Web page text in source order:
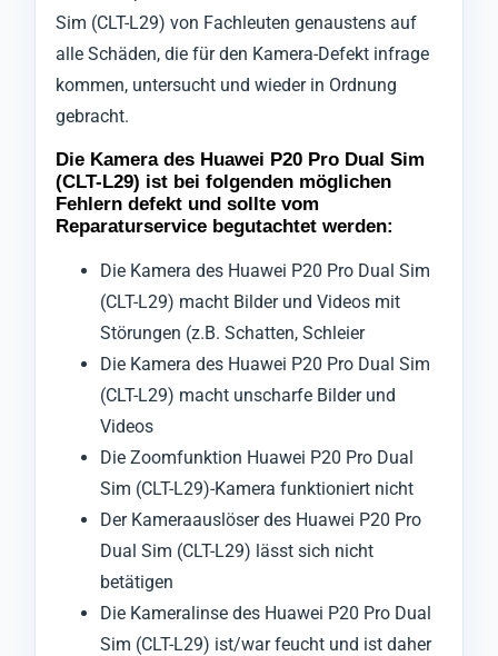
Sim (CLT-L29) von Fachleuten genaustens auf
alle Schäden, die für den Kamera-Defekt infrage
kommen, untersucht und wieder in Ordnung
gebracht.
Die Kamera des Huawei P20 Pro Dual Sim
(CLT-L29) ist bei folgenden möglichen
Fehlern defekt und sollte vom
Reparaturservice begutachtet werden:
Die Kamera des Huawei P20 Pro Dual Sim
(CLT-L29) macht Bilder und Videos mit
Störungen (z.B. Schatten, Schleier
Die Kamera des Huawei P20 Pro Dual Sim
(CLT-L29) macht unscharfe Bilder und
Videos
Die Zoomfunktion Huawei P20 Pro Dual
Sim (CLT-L29)-Kamera funktioniert nicht
Der Kameraauslöser des Huawei P20 Pro
Dual Sim (CLT-L29) lässt sich nicht
betätigen
Die Kameralinse des Huawei P20 Pro Dual
Sim (CLT-L29) ist/war feucht und ist daher